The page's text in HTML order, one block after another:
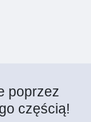
poprzez
częścią!